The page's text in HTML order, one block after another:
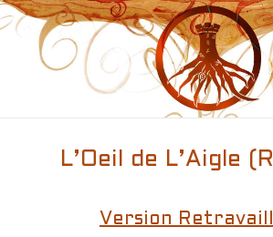
Skip
to
content
L’Oeil de L’Aigle
Version